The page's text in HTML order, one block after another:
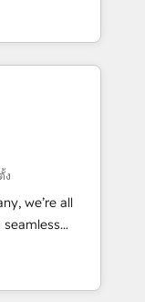
LATAM, and
in building
success
human insight
solutions
and
Impact
team:
ง
we’re all
entire